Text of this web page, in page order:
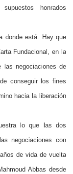
honrados
donde está. Hay que
Fundacional, en la
las negociaciones de
conseguir los fines
hacia la liberación
lo que las dos
negociaciones con
de vida de vuelta
Abbas desde